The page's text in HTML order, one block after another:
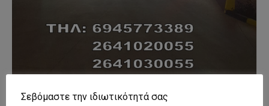
Σεβόμαστε την ιδιωτικότητά σας